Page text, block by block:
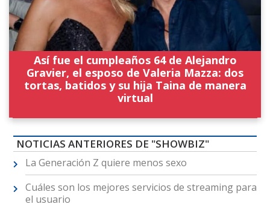
Así fue el cumpleaños 64 de Alejandro
Gravier, el esposo de Valeria Mazza: dos
tortas, batidos y su hija Taina de manera
virtual
NOTICIAS ANTERIORES DE "SHOWBIZ"
La Generación Z quiere menos sexo
Cuáles son los mejores servicios de streaming para
el usuario